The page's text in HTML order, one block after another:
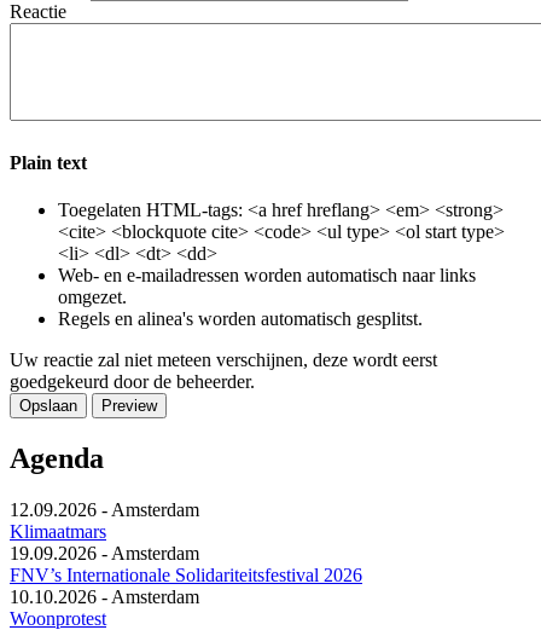
Reactie
Plain text
Toegelaten HTML-tags: <a href hreflang> <em> <strong>
<cite> <blockquote cite> <code> <ul type> <ol start type>
<li> <dl> <dt> <dd>
Web- en e-mailadressen worden automatisch naar links
omgezet.
Regels en alinea's worden automatisch gesplitst.
Uw reactie zal niet meteen verschijnen, deze wordt eerst
goedgekeurd door de beheerder.
Agenda
12.09.2026 - Amsterdam
Klimaatmars
19.09.2026 - Amsterdam
FNV’s Internationale Solidariteitsfestival 2026
10.10.2026 - Amsterdam
Woonprotest